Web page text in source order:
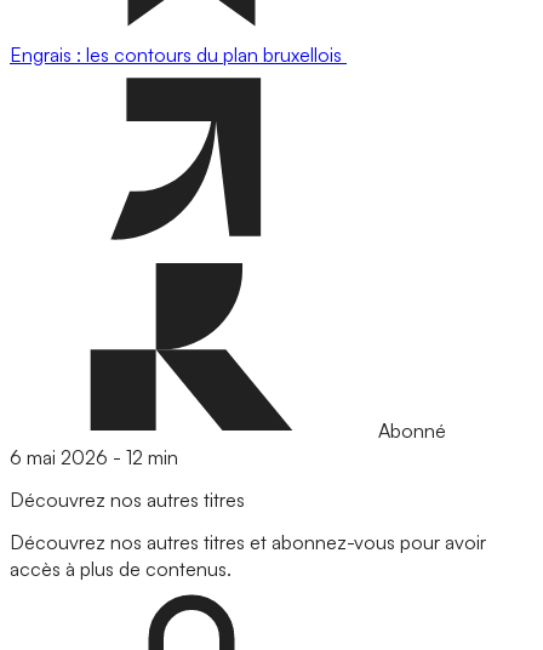
Engrais : les contours du plan bruxellois
Abonné
6 mai 2026 - 12 min
Découvrez nos autres titres
Découvrez nos autres titres et abonnez-vous pour avoir
accès à plus de contenus.